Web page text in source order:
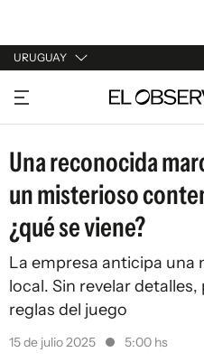
URUGUAY
URUGUAY
ARGENTINA
ESPAÑA
ESTADOS UNIDOS
Una reconocida
un misterioso
¿qué se viene?
La empresa anticipa una
local. Sin revelar
reglas del juego
15 de julio 2025 5:00 hs